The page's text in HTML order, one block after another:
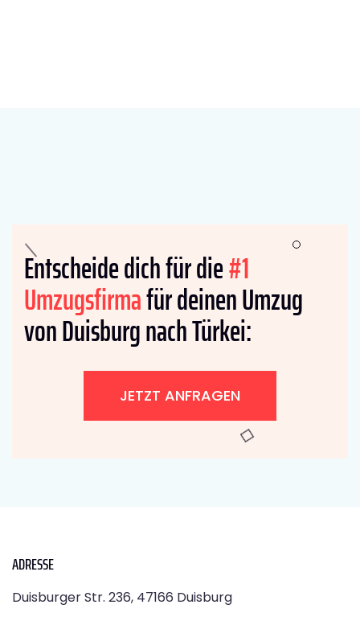
Entscheide dich für die#1
Umzugsfirmafür deinen Umzug
von Duisburg nach Türkei:
JETZT ANFRAGEN
ADRESSE
Duisburger Str. 236, 47166 Duisburg